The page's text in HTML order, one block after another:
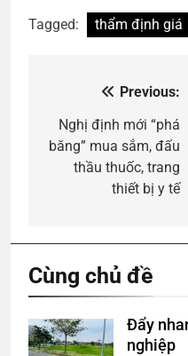
Tagged: thẩm định giá
hướng
bài
Previous:
Nghị định mới “phá
băng” mua sắm, đấu
thầu thuốc, trang
thiết bị y tế
Cùng chủ đề
Đẩy
nghiệp